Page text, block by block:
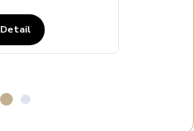
Detail